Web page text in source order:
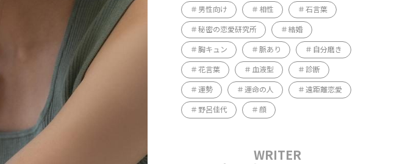
男性向け 相性 石言葉
秘密の恋愛研究所 結婚
胸キュン 脈あり 自分磨き
花言葉 血液型 診断
運勢 運命の人 遠距離恋愛
野呂佳代 顔